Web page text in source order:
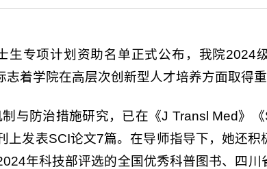
专项计划资助名单正式公布，我院2024
着学院在高层次创新型人才培养方面取得重
与防治措施研究，已在《J Transl Med》
发表SCI论文7篇。在导师指导下，她还积
年科技部评选的全国优秀科普图书、四川